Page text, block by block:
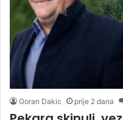
Goran Dakic prije 2 dana